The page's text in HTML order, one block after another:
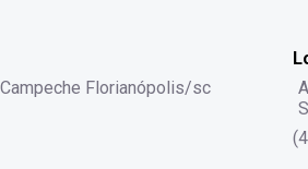
Florianópolis/sc